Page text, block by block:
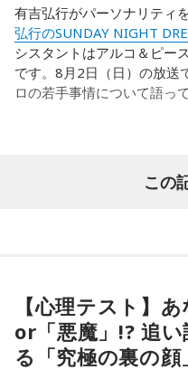
なんです。そういう意味で
れども、さらに“個”の力を
なきゃいけない。ベスト16
に、そこまでの選手層だっ
ていかないとダメなのでは
ーができて、グループステ
いうのは今までなかったこ
（左から）福田正博さん、
また、有吉は「吉本（興業
ん。それは養成所でもそう
からも受け継がれるからだ
較しつつ、「太田プロはゆ
番組名：有吉弘行の
音声コンテンツプラットフ
ル音声も配信中！
有吉弘行がパーソナリティ
弘行のSUNDAY NIGHT
シスタントはアルコ＆ピー
です。8月2日（日）の放送
ロの若手事情について語っ
とがあると切り出し、「賞
ビ、（芸歴18年目の）ぐ
るのは、最近の後輩は挨拶
と暴露します。
この
【心理テスト】
or「悪魔」!? 追
る「究極の裏の顔